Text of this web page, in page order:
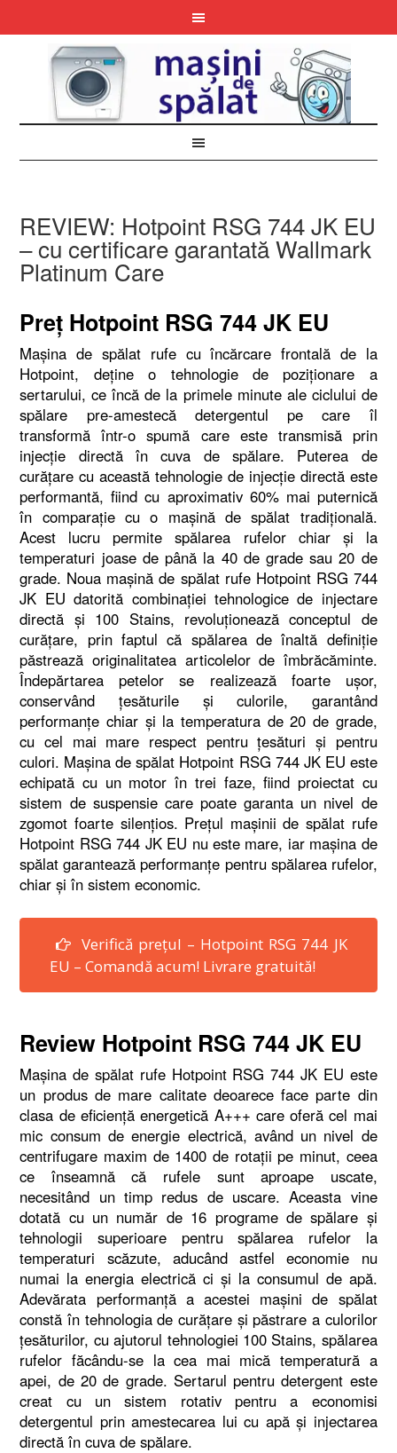
REVIEW: Hotpoint RSG 744 JK EU
– cu certificare garantată Wallmark
Platinum Care
Preţ Hotpoint RSG 744 JK EU
Maşina de spălat rufe cu încărcare frontală de la
Hotpoint, deţine o tehnologie de poziţionare a
sertarului, ce încă de la primele minute ale ciclului de
spălare pre-amestecă detergentul pe care îl
transformă într-o spumă care este transmisă prin
injecţie directă în cuva de spălare. Puterea de
curăţare cu această tehnologie de injecţie directă este
performantă, fiind cu aproximativ 60% mai puternică
în comparaţie cu o maşină de spălat tradiţională.
Acest lucru permite spălarea rufelor chiar şi la
temperaturi joase de până la 40 de grade sau 20 de
grade. Noua maşină de spălat rufe Hotpoint RSG 744
JK EU datorită combinaţiei tehnologice de injectare
directă şi 100 Stains, revoluţionează conceptul de
curăţare, prin faptul că spălarea de înaltă definiţie
păstrează originalitatea articolelor de îmbrăcăminte.
Îndepărtarea petelor se realizează foarte uşor,
conservând ţesăturile şi culorile, garantând
performanţe chiar şi la temperatura de 20 de grade,
cu cel mai mare respect pentru ţesături şi pentru
culori. Maşina de spălat Hotpoint RSG 744 JK EU este
echipată cu un motor în trei faze, fiind proiectat cu
sistem de suspensie care poate garanta un nivel de
zgomot foarte silenţios. Preţul maşinii de spălat rufe
Hotpoint RSG 744 JK EU nu este mare, iar maşina de
spălat garantează performanţe pentru spălarea rufelor,
chiar şi în sistem economic.
Verifică prețul – Hotpoint RSG 744 JK
EU – Comandă acum! Livrare gratuită!
Review Hotpoint RSG 744 JK EU
Maşina de spălat rufe Hotpoint RSG 744 JK EU este
un produs de mare calitate deoarece face parte din
clasa de eficienţă energetică A+++ care oferă cel mai
mic consum de energie electrică, având un nivel de
centrifugare maxim de 1400 de rotaţii pe minut, ceea
ce înseamnă că rufele sunt aproape uscate,
necesitând un timp redus de uscare. Aceasta vine
dotată cu un număr de 16 programe de spălare şi
tehnologii superioare pentru spălarea rufelor la
temperaturi scăzute, aducând astfel economie nu
numai la energia electrică ci şi la consumul de apă.
Adevărata performanţă a acestei maşini de spălat
constă în tehnologia de curăţare şi păstrare a culorilor
ţesăturilor, cu ajutorul tehnologiei 100 Stains, spălarea
rufelor făcându-se la cea mai mică temperatură a
apei, de 20 de grade. Sertarul pentru detergent este
creat cu un sistem rotativ pentru a economisi
detergentul prin amestecarea lui cu apă şi injectarea
directă în cuva de spălare.